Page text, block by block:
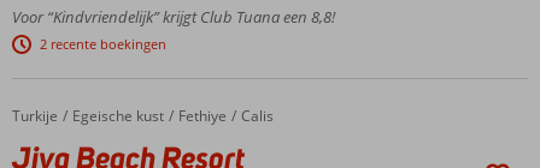
4 à-la-
carterestaurants
inbegrepen
Voor “Kindvriendelijk” krijgt Club Tuana een 8,8!
2 recente boekingen
Home
Turkije Egeische kust Fethiye Calis
Jiva Beach Resort
Jiva Beach Resort